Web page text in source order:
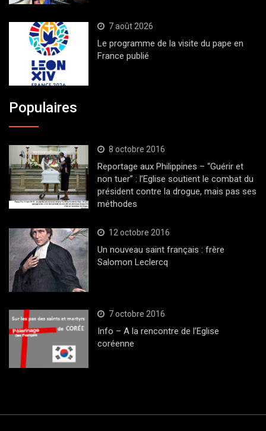
7 août 2026
Le programme de la visite du pape en
France publié
Populaires
8 octobre 2016
Reportage aux Philippines – “Guérir et
non tuer” : l’Eglise soutient le combat du
président contre la drogue, mais pas ses
méthodes
12 octobre 2016
Un nouveau saint français : frère
Salomon Leclercq
7 octobre 2016
Info – A la rencontre de l’Eglise
coréenne